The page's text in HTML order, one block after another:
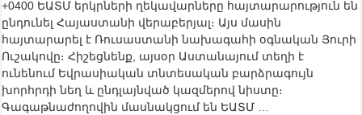
+0400 ԵԱՏՄ երկրների ղեկավարները հայտարարություն են
ընդունել Հայաստանի վերաբերյալ։ Այս մասին
հայտարարել է Ռուսաստանի նախագահի օգնական Յուրի
Ուշակովը։ Հիշեցնենք, այսօր Աստանայում տեղի է
ունենում Եվրասիական տնտեսական բարձրագույն
խորհրդի նեղ և ընդլայնված կազմերով նիստը։
Գագաթնաժողովին մասնակցում են ԵԱՏՄ …